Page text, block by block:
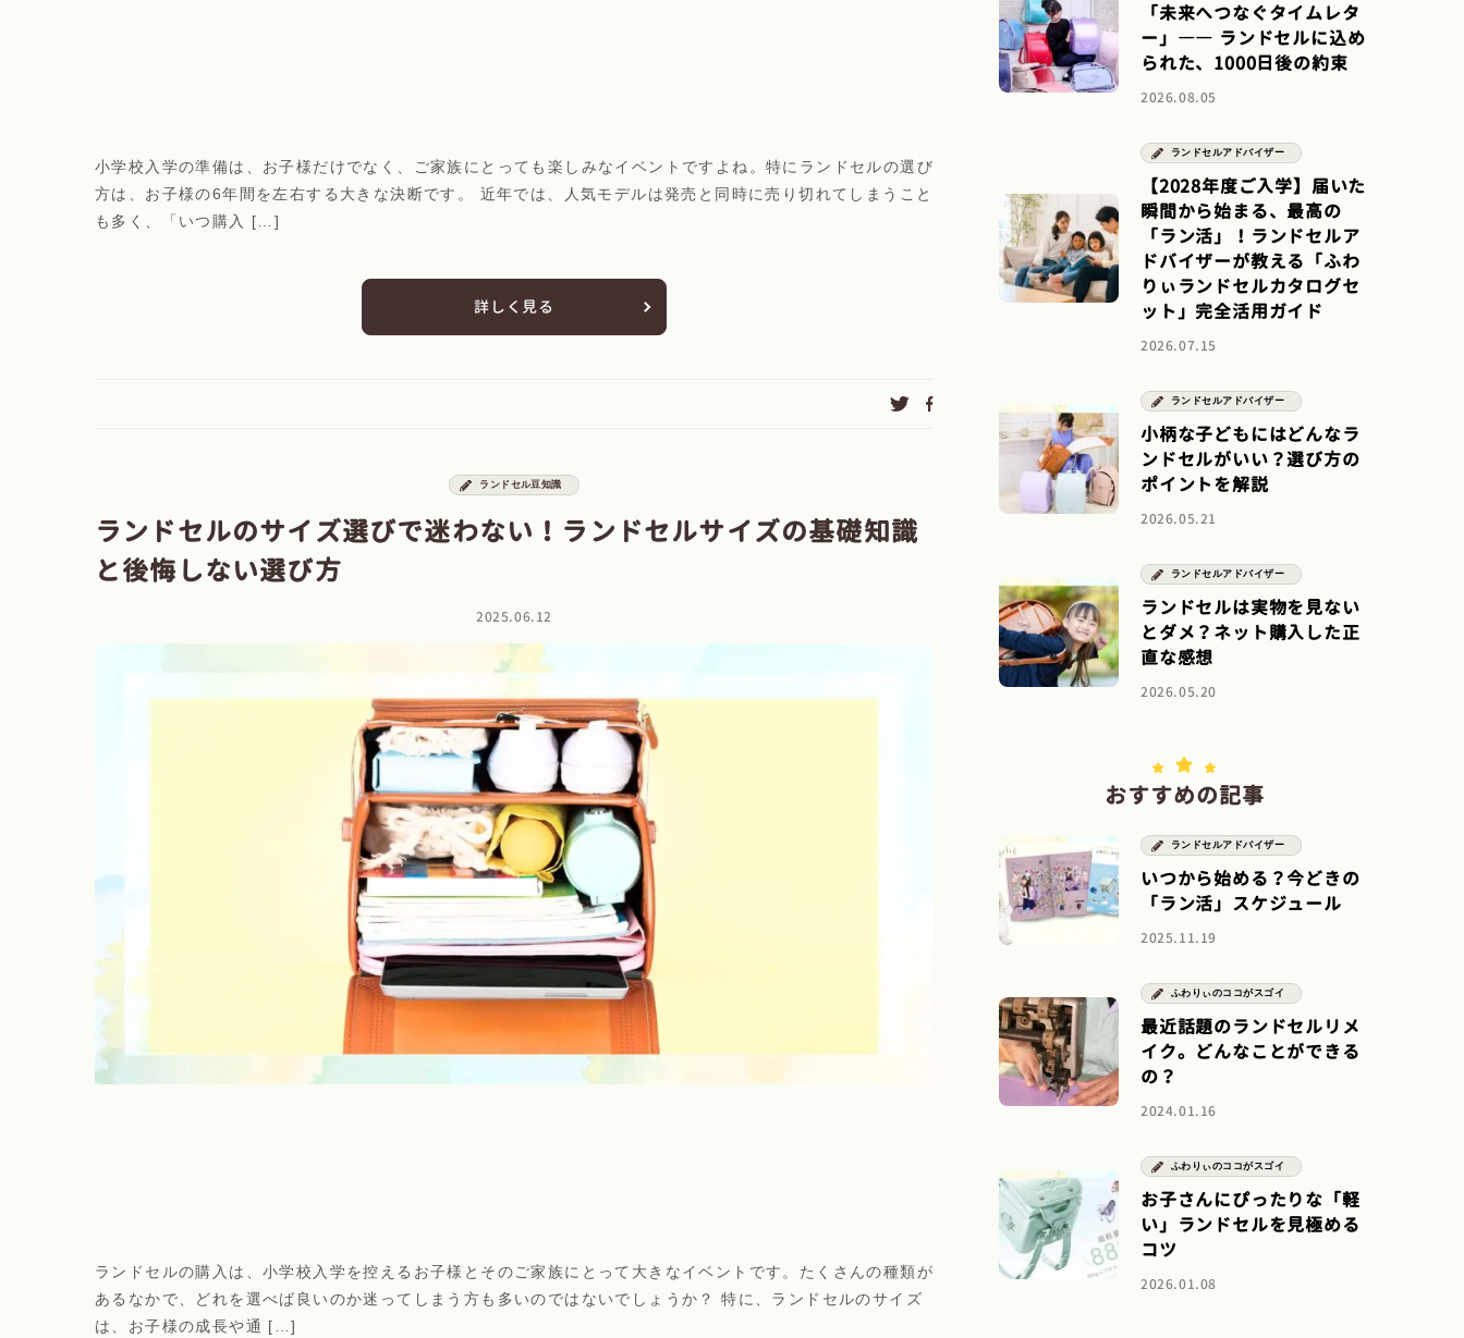
小学校入学の準備は、お子様だけでなく、ご家族にとっても楽しみなイベントですよね。特にランドセルの選び
方は、お子様の6年間を左右する大きな決断です。 近年では、人気モデルは発売と同時に売り切れてしまうこと
も多く、「いつ購入 […]
詳しく見る
ランドセル豆知識
ランドセルのサイズ選びで迷わない！ランドセルサイズの基礎知識
と後悔しない選び方
2025.06.12
ランドセルの購入は、小学校入学を控えるお子様とそのご家族にとって大きなイベントです。たくさんの種類が
あるなかで、どれを選べば良いのか迷ってしまう方も多いのではないでしょうか？ 特に、ランドセルのサイズ
は、お子様の成長や通 […]
「未来へつなぐタイムレタ
ー」―― ランドセルに込め
られた、1000日後の約束
2026.08.05
ランドセルアドバイザー
【2028年度ご入学】届いた
瞬間から始まる、最高の
「ラン活」！ランドセルア
ドバイザーが教える「ふわ
りぃランドセルカタログセ
ット」完全活用ガイド
2026.07.15
ランドセルアドバイザー
小柄な子どもにはどんなラ
ンドセルがいい？選び方の
ポイントを解説
2026.05.21
ランドセルアドバイザー
ランドセルは実物を見ない
とダメ？ネット購入した正
直な感想
2026.05.20
おすすめの記事
ランドセルアドバイザー
いつから始める？今どきの
「ラン活」スケジュール
2025.11.19
ふわりぃのココがスゴイ
最近話題のランドセルリメ
イク。どんなことができる
の？
2024.01.16
ふわりぃのココがスゴイ
お子さんにぴったりな「軽
い」ランドセルを見極める
コツ
2026.01.08